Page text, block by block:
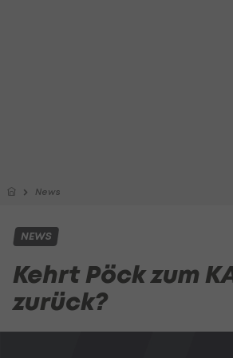
News
NEWS
Kehrt Pöck zum
zurück?